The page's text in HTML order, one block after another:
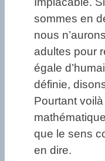
sommes en
nous
adultes pour
égale
définie,
Pourtant
que le sens
en dire.